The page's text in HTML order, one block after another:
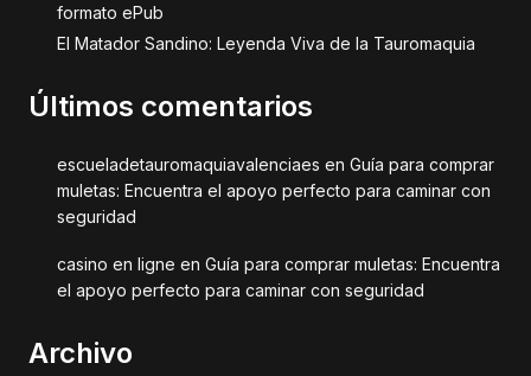
formato ePub
El Matador Sandino: Leyenda Viva de la Tauromaquia
Últimos comentarios
escueladetauromaquiavalenciaes en Guía para comprar
muletas: Encuentra el apoyo perfecto para caminar con
seguridad
casino en ligne en Guía para comprar muletas: Encuentra
el apoyo perfecto para caminar con seguridad
Archivo